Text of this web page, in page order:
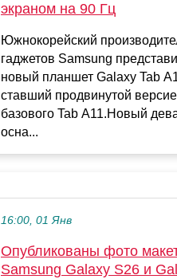
экраном на 90 Гц
Южнокорейский
гаджетов Samsung
новый планшет Galaxy Tab
ставший продвинутой
базового Tab A11.Новый
осна...
16:00, 01 Янв
Опубликованы фото
Samsung Galaxy S26 и